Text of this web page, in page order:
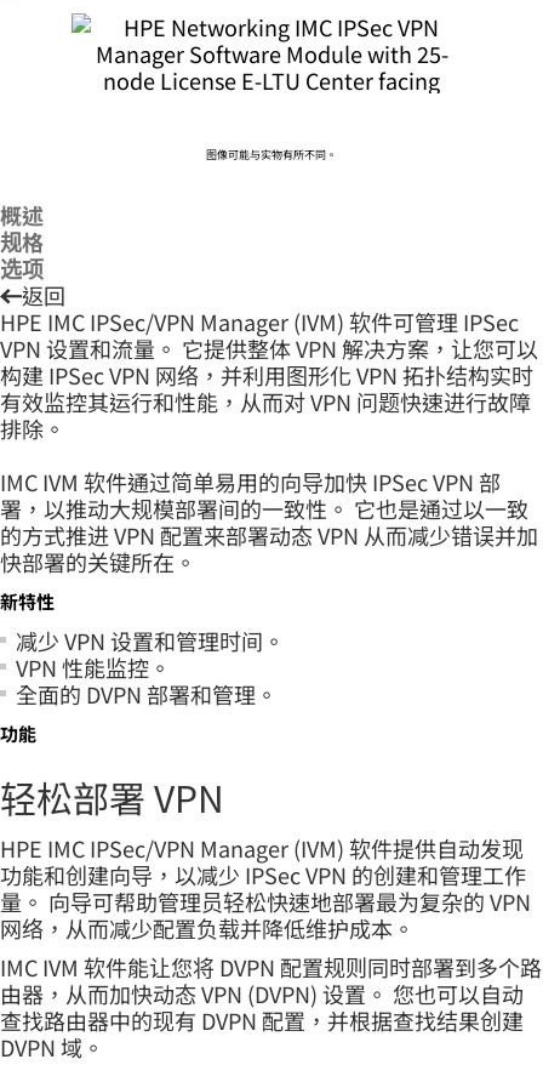
前往 HPE 商店浏览、配置和订购。
立即购买
图像可能与实物有所不同。
概述
规格
选项
返回
HPE IMC IPSec/VPN Manager (IVM) 软件可管理 IPSec
VPN 设置和流量。 它提供整体 VPN 解决方案，让您可以
构建 IPSec VPN 网络，并利用图形化 VPN 拓扑结构实时
有效监控其运行和性能，从而对 VPN 问题快速进行故障
排除。
IMC IVM 软件通过简单易用的向导加快 IPSec VPN 部
署，以推动大规模部署间的一致性。 它也是通过以一致
的方式推进 VPN 配置来部署动态 VPN 从而减少错误并加
快部署的关键所在。
新特性
减少 VPN 设置和管理时间。
VPN 性能监控。
全面的 DVPN 部署和管理。
功能
轻松部署 VPN
HPE IMC IPSec/VPN Manager (IVM) 软件提供自动发现
功能和创建向导，以减少 IPSec VPN 的创建和管理工作
量。 向导可帮助管理员轻松快速地部署最为复杂的 VPN
网络，从而减少配置负载并降低维护成本。
IMC IVM 软件能让您将 DVPN 配置规则同时部署到多个路
由器，从而加快动态 VPN (DVPN) 设置。 您也可以自动
查找路由器中的现有 DVPN 配置，并根据查找结果创建
DVPN 域。